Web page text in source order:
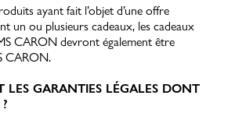
ayant fait l’objet d’une offre
un ou plusieurs cadeaux, les cadeaux
CARON devront également être
CARON.
LES GARANTIES LÉGALES DONT